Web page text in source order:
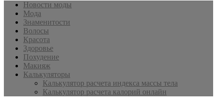
Новости моды
Мода
Знаменитости
Волосы
Красота
Здоровье
Похудение
Макияж
Калькуляторы
Калькулятор расчета индекса массы тела
Калькулятор расчета калорий онлайн